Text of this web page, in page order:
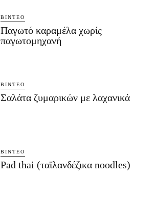
ΒΊΝΤΕΟ
Παγωτό καραμέλα χωρίς
παγωτομηχανή
ΒΊΝΤΕΟ
Σαλάτα ζυμαρικών με λαχανικά
ΒΊΝΤΕΟ
Pad thai (ταϊλανδέζικα noodles)